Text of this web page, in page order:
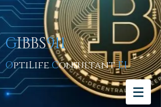
GIBBS911
OptiLifeConsultantEI